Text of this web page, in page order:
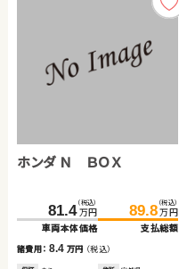
ホンダ Ｎ ＢＯＸ
81.4（税込）
万円
車両本体価格
89.8 （税込）
万円
支払総額
諸費用：8.4 万円 （税込）
239.7 （税込）
万円
諸費用：9.5 万円（税込）
なし 岡山県
年式 2024年 走行
排気 1,500 整備 法定整備付
見積もり・在庫確認
トヨタ アルファード
226.7万円